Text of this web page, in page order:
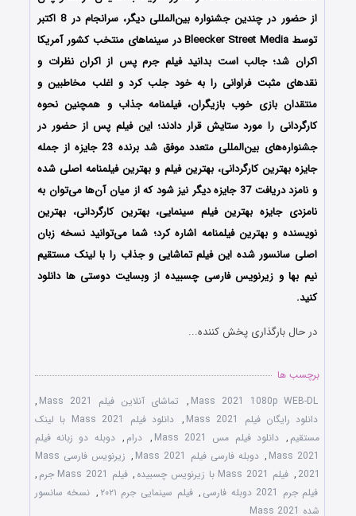
از حضور در چندین جشنواره بین‌المللی دیگر، سرانجام در 8 اکتبر
توسط Bleecker Street Media در سینماهای منتخب کشور آمریکا
اکران شد؛ جالب است بدانید فیلم جرم پس از اکران نظرات و
نقدهای مثبت فراوانی را به خود جلب کرد و اغلب مخاطبین و
منتقدان بازی خوب بازیگران، فیلمنامه جذاب و همچنین نحوه
کارگردانی را مورد ستایش قرار دادند؛ این فیلم پس از حضور در
جشنواره‌‌های بین‌المللی متعدد موفق شد برنده 23 جایزه از جمله
جایزه بهترین کارگردانی، بهترین فیلم و بهترین فیلمنامه اصلی شده
و نامزد دریافت 37 جایزه دیگر نیز شود که از میان آن‌ها می‌توان به
نامزدی جایزه بهترین فیلم سینمایی، بهترین کارگردانی، بهترین
نویسنده و بهترین فیلمنامه اشاره کرد؛ شما می‌توانید نسخه زبان
اصلی سانسور شده این فیلم تماشایی و جذاب را با لینک مستقیم
نیم بها و زیرنویس فارسی چسبیده از وبسایت دوستی ها دانلود
کنید.
در حال بارگذاری پخش کننده...
برچسب ها
Mass 2021 1080p WEB-DL
, تماشای آنلاین فیلم Mass 2021
,
دانلود رایگان فیلم Mass 2021
,
دانلود فیلم Mass 2021 با لینک
مستقیم , دانلود فیلم مس Mass 2021 , درام , دوبله دو زبانه فیلم
Mass 2021
, دوبله فارسی فیلم Mass 2021 ,
زیرنویس فارسی Mass
2021
, فیلم Mass 2021 با زیرنویس چسبیده , فیلم Mass 2021 جرم
,
فیلم جرم 2021 دوبله فارسی
, فیلم سینمایی جرم ۲۰۲۱ , نسخه سانسور
شده Mass 2021